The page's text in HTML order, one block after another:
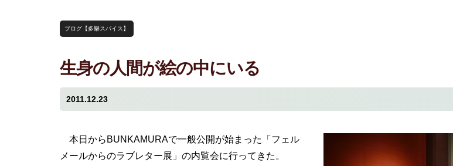
ブログ【多樂スパイス】
生身の人間が絵の中にいる
2011.12.23
本日からBUNKAMURAで一般公開が始まった「フェル
メールからのラブレター展」の内覧会に行ってきた。